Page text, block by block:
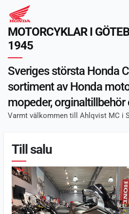
MOTORCYKLAR I
1945
Sveriges största Honda
sortiment av Honda
mopeder, orginaltillbehör
Varmt välkommen till Ahlqvist MC i
Till salu